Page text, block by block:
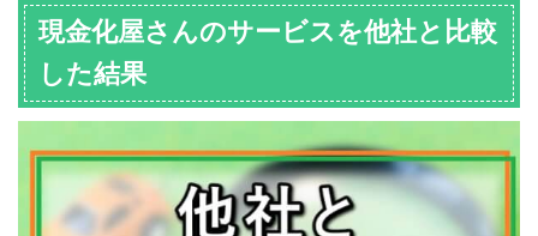
現金化屋さんのサービスを他社と比較
した結果